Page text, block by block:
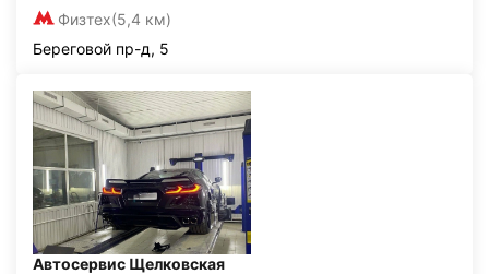
Физтех(5,4 км)
Береговой пр-д, 5
Автосервис Щелковская